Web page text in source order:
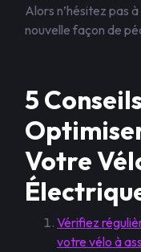
Alors n’hésitez pas
nouvelle façon de
5
Votre
Vérifiez
votre vélo à